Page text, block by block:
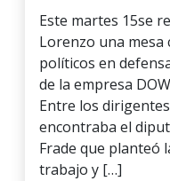
Este martes 15se
Lorenzo una mesa
políticos en
de la empresa
Entre los
encontraba el
Frade que planteó
trabajo y […]